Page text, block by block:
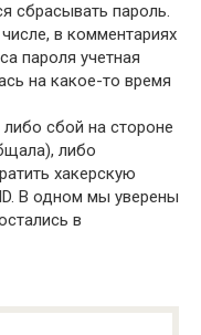
сбрасывать пароль.
в комментариях
пароля учетная
на какое-то время
сбой на стороне
либо
хакерскую
В одном мы уверены
в